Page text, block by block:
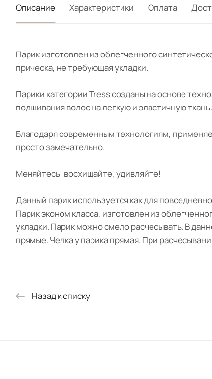
Описание Характеристики Оплата
Парик изготовлен из облегченного
прическа, не требующая укладки.
Парики категории Tress созданы на основе
подшивания волос на легкую и эластичную ткань.
Благодаря современным технологиям,
просто замечательно.
Меняйтесь, восхищайте, удивляйте!
Данный парик используется как для
Парик эконом класса, изготовлен из
укладки. Парик можно смело расчесывать. В
прямые. Челка у парика прямая. При
Назад к списку